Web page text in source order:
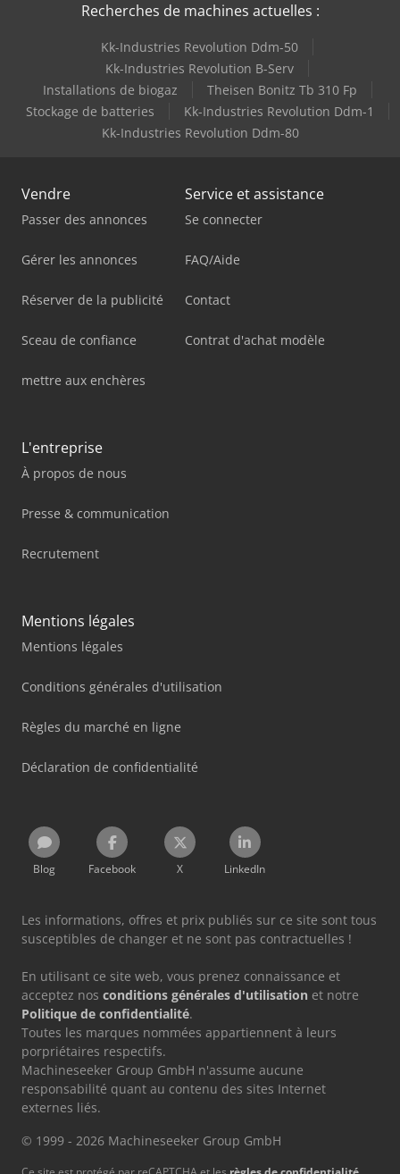
Recherches de machines actuelles :
Kk-Industries Revolution Ddm-50
Kk-Industries Revolution B-Serv
Installations de biogaz
Theisen Bonitz Tb 310 Fp
Stockage de batteries
Kk-Industries Revolution Ddm-1
Kk-Industries Revolution Ddm-80
Vendre
Passer des annonces
Gérer les annonces
Réserver de la publicité
Sceau de confiance
mettre aux enchères
Service et assistance
Se connecter
FAQ/Aide
Contact
Contrat d'achat modèle
L'entreprise
À propos de nous
Presse & communication
Recrutement
Mentions légales
Mentions légales
Conditions générales d'utilisation
Règles du marché en ligne
Déclaration de confidentialité
Blog Facebook X LinkedIn
Les informations, offres et prix publiés sur ce site sont tous
susceptibles de changer et ne sont pas contractuelles !
En utilisant ce site web, vous prenez connaissance et
acceptez nos conditions générales d'utilisation et notre
Politique de confidentialité.
Toutes les marques nommées appartiennent à leurs
porpriétaires respectifs.
Machineseeker Group GmbH n'assume aucune
responsabilité quant au contenu des sites Internet
externes liés.
© 1999 - 2026 Machineseeker Group GmbH